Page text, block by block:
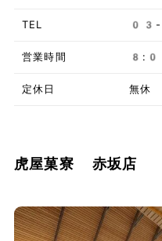
TEL
営業時間
定休日 無休
虎屋菓寮 赤坂店